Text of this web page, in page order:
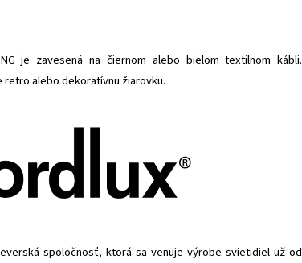
je zavesená na čiernom alebo bielom textilnom kábli.
alebo dekoratívnu žiarovku.
spoločnosť, ktorá sa venuje výrobe svietidiel už od